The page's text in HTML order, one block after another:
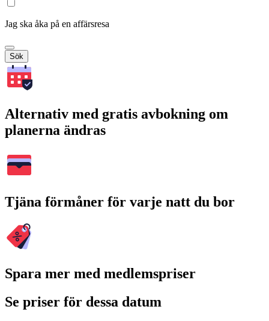
Jag ska åka på en affärsresa
Sök
Alternativ med gratis avbokning om
planerna ändras
Tjäna förmåner för varje natt du bor
Spara mer med medlemspriser
Se priser för dessa datum